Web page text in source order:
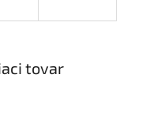
tovar